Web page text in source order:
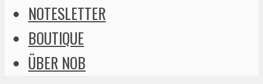
NOTESLETTER
BOUTIQUE
ÜBER NOB